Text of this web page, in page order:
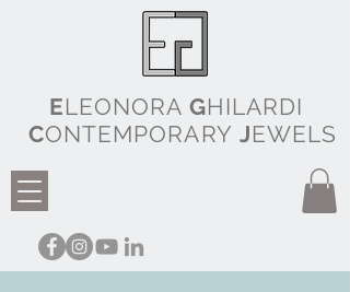
ELEONORA GHILARDI
CONTEMPORARY JEWELS